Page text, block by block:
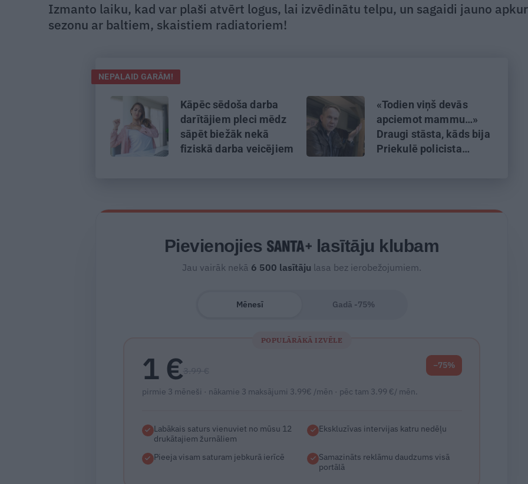
Izmanto laiku, kad var plaši atvērt logus, lai izvēdinātu telpu, un sagaidi jauno
sezonu ar baltiem, skaistiem radiatoriem!
NEPALAID GARĀM!
Kāpēc sēdoša darba
darītājiem pleci mēdz
sāpēt biežāk nekā
fiziskā darba veicējiem
«Todien viņš devās
apciemot mammu…»
Draugi stāsta, kāds bija
Priekulē policista
Pievienojies lasītāju klubam
Jau vairāk nekā 6 500 lasītāju lasa bez ierobežojumiem.
Mēnesī Gadā -75%
POPULĀRĀKĀ IZVĒLE
1 €
pirmie 3 mēneši · nākamie 3 maksājumi 3.99€ /mēn · pēc tam 3.99 €/ mēn.
−75%
Labākais saturs vienuviet no mūsu 12
drukātajiem žurnāliem
Ekskluzīvas intervijas katru nedēļu
Pieeja visam saturam jebkurā ierīcē
Samazināts reklāmu daudzums visā
portālā